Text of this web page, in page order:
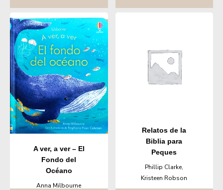
A ver, a ver – El
Fondo del
Océano
Anna Milbourne
Relatos de la
Biblia para
Peques
Phillip Clarke,
Kristeen Robson